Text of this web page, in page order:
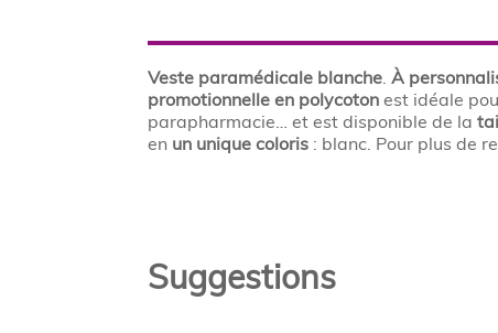
Veste paramédicale blanche.À
promotionnelle en polycoton est idéale
parapharmacie… et est disponible de la
en un unique coloris : blanc. Pour plus de
Suggestions